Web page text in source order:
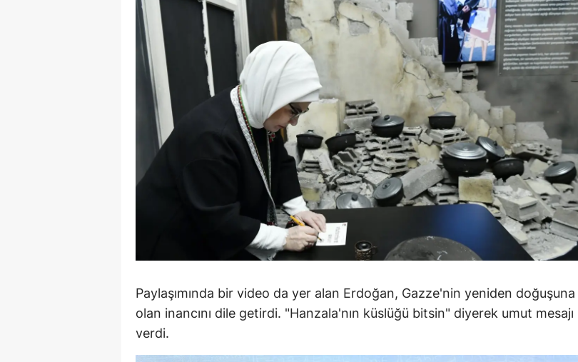
Kayseri
Kırklareli
Kırşehir
Kocaeli
Konya
Kütahya
Malatya
Manisa
Kahramanmaraş
Muğla
Paylaşımında bir video da yer alan Erdoğan, Gazze'nin yeniden doğuşuna
olan inancını dile getirdi. "Hanzala'nın küslüğü bitsin" diyerek umut mesajı
verdi.